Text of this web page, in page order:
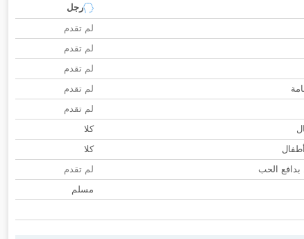
رجل
لم تقدم
لم تقدم
لم تقدم
لم تقدم
لم تقدم
كلا
كلا
الحب
لم تقدم
مسلم